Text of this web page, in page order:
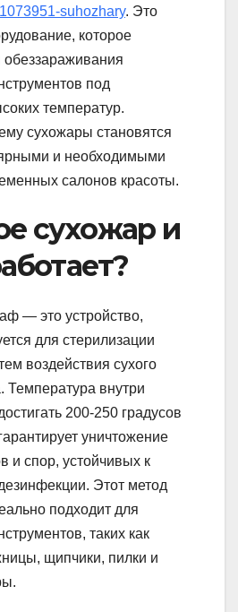
suhozhary. Это
которое
под
температур.
сухожары становятся
и необходимыми
салонов красоты.
сухожар и
— это устройство,
для стерилизации
воздействия сухого
Температура внутри
200-250 градусов
уничтожение
и спор, устойчивых к
Этот метод
подходит для
таких как
щипчики, пилки и